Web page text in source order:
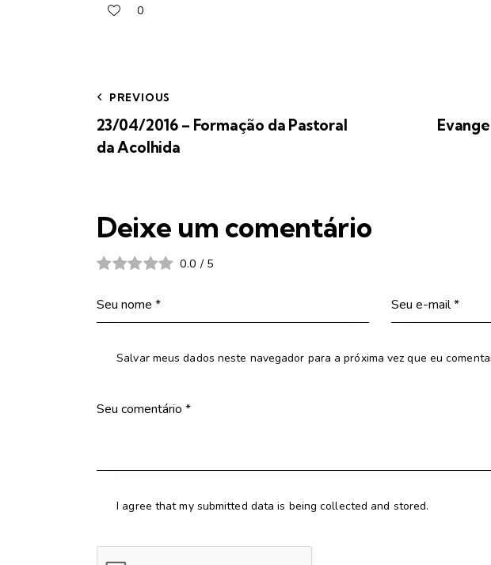
0
PREVIOUS
23/04/2016 – Formação da Pastoral
da Acolhida
Deixe um comentário
0.0 / 5
Salvar meus dados neste navegador para a próxima vez que eu
I agree that my submitted data is being collected and stored.